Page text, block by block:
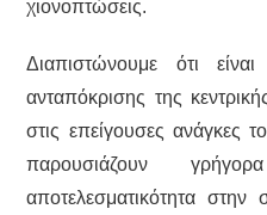
χιονοπτώσεις.
Διαπιστώνουμε ότι
ανταπόκρισης της
στις επείγουσες ανάγκες
παρουσιάζουν
αποτελεσματικότητα